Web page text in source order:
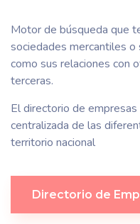
Motor de búsqueda que
sociedades mercantiles
como sus relaciones con
terceras.
El directorio de
centralizada de las
territorio nacional
Directorio de